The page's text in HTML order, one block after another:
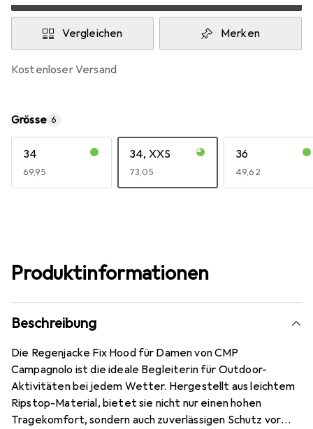
Vergleichen Merken
kostenloser Versand
Grösse 6
34
EUR
69,95
34, XXS
EUR
73,05
36
EUR
49,62
Produktinformationen
Beschreibung
Die Regenjacke Fix Hood für Damen von CMP
Campagnolo ist die ideale Begleiterin für Outdoor-
Aktivitäten bei jedem Wetter. Hergestellt aus leichtem
Ripstop-Material, bietet sie nicht nur einen hohen
Tragekomfort, sondern auch zuverlässigen Schutz vor